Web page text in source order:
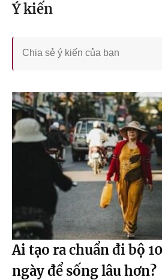
Ý kiến
Ai tạo ra chuẩn đi bộ
ngày để sống lâu hơn?